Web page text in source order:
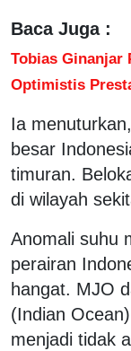
Baca Juga :
Tobias Ginanjar
Optimistis
Ia
besar
timuran.
di wilayah
Anomali suhu
perairan
hangat. MJO
(Indian
menjadi tidak